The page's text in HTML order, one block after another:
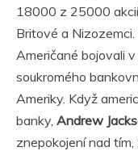
18000 z 25000
Britové a
Američané bojovali
soukromého
Ameriky. Když
banky, Andrew
znepokojení nad